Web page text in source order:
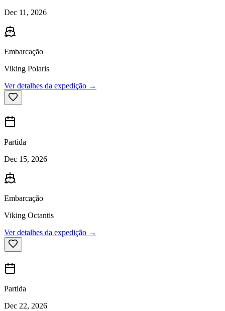
Dec 11, 2026
Embarcação
Viking Polaris
Ver detalhes da expedição →
Partida
Dec 15, 2026
Embarcação
Viking Octantis
Ver detalhes da expedição →
Partida
Dec 22, 2026